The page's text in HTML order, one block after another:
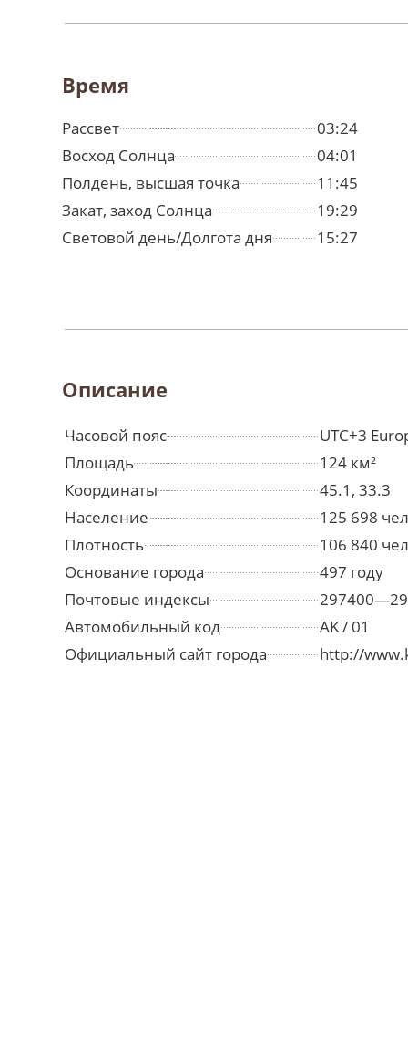
Время
Рассвет
03:24
Восход Солнца
04:01
Полдень, высшая точка
11:45
Закат, заход Солнца
19:29
Световой день/Долгота дня
15:27
Описание
Часовой пояс
UTC+3
Площадь
124 км²
Координаты
45.1, 33.3
Население
125 698
Плотность
106 840
Основание города
497 году
Почтовые индексы
Автомобильный код
AK / 01
Официальный сайт города
http://